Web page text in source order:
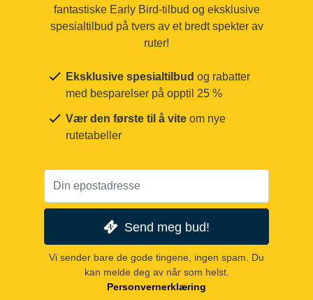
fantastiske Early Bird-tilbud og eksklusive
spesialtilbud på tvers av et bredt spekter av
ruter!
Eksklusive spesialtilbud og rabatter
med besparelser på opptil 25 %
Vær den første til å vite om nye
rutetabeller
Send meg bud!
Vi sender bare de gode tingene, ingen spam. Du
kan melde deg av når som helst.
Personvernerklæring